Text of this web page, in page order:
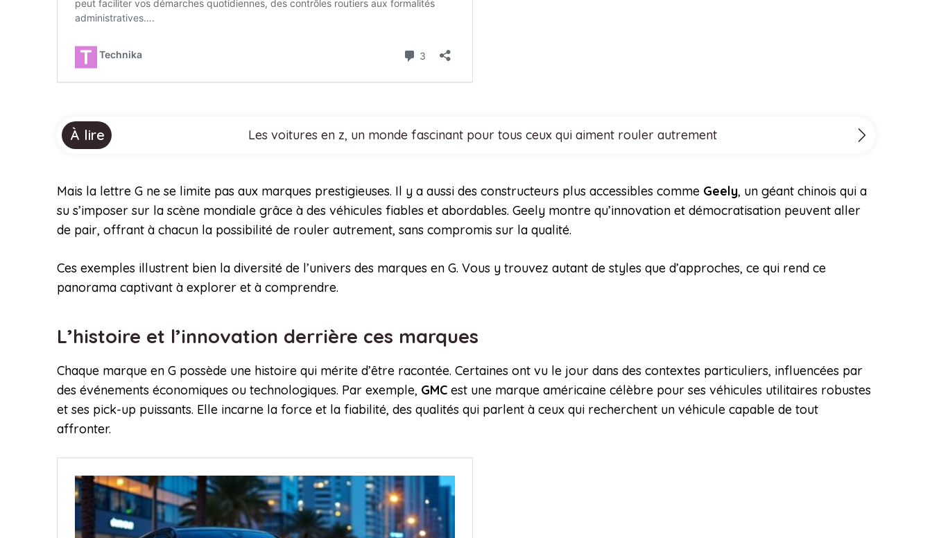
À lire Les voitures en z, un monde fascinant pour tous ceux qui aiment rouler autrement
Mais la lettre G ne se limite pas aux marques prestigieuses. Il y a aussi des constructeurs plus accessibles comme Geely, un géant chinois qui a
su s’imposer sur la scène mondiale grâce à des véhicules fiables et abordables. Geely montre qu’innovation et démocratisation peuvent aller
de pair, offrant à chacun la possibilité de rouler autrement, sans compromis sur la qualité.
Ces exemples illustrent bien la diversité de l’univers des marques en G. Vous y trouvez autant de styles que d’approches, ce qui rend ce
panorama captivant à explorer et à comprendre.
L’histoire et l’innovation derrière ces marques
Chaque marque en G possède une histoire qui mérite d’être racontée. Certaines ont vu le jour dans des contextes particuliers, influencées par
des événements économiques ou technologiques. Par exemple, GMC est une marque américaine célèbre pour ses véhicules utilitaires robustes
et ses pick-up puissants. Elle incarne la force et la fiabilité, des qualités qui parlent à ceux qui recherchent un véhicule capable de tout
affronter.